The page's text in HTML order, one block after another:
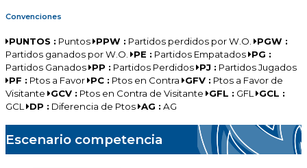
Convenciones
PUNTOS : Puntos PPW : Partidos perdidos por W.O.
PGW :
Partidos ganados por W.O.
PE : Partidos Empatados PG :
Partidos Ganados PP : Partidos Perdidos PJ : Partidos Jugados
PF : Ptos a Favor PC : Ptos en Contra GFV : Ptos a Favor de
Visitante
GCV : Ptos en Contra de Visitante GFL : GFL
GCL :
GCL
DP : Diferencia de Ptos AG : AG
Escenario competencia